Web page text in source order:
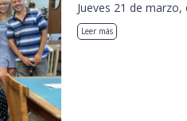
Jueves 21 de
Leer más